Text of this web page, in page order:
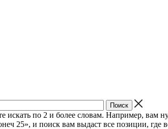
по 2 и более словам. Например, вам
25», и поиск вам выдаст все позиции, где